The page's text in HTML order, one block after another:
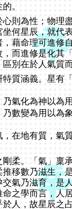
。
心則為性；物理
何星辰，就代
藉命理可進修
，而進修是化其
別在於人氣質
質涵義。星有
化為神以為用
變為用以為象
地有質，氣質
剛柔。「氣」稟
推移數乃滋生，
交氣乃滋育，是
命之學而言，人
於人，故星辰之